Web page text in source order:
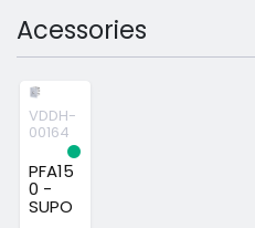
Acessories
VDDH-
00164
PFA15
0 -
SUPO